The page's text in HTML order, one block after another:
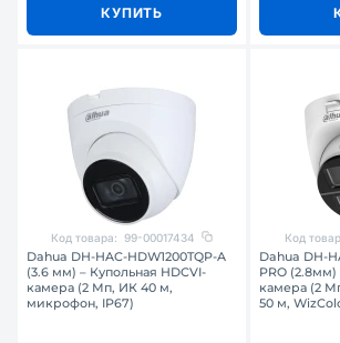
КУПИТЬ
Код товара: 99-00017434
Dahua DH-HAC-HDW1200TQP-A
(3.6 мм) – Купольная HDCVI-
камера (2 Мп, ИК 40 м,
микрофон, IP67)
Код
Dahua DH-
PRO (2.8мм)
камера (2
50 м,